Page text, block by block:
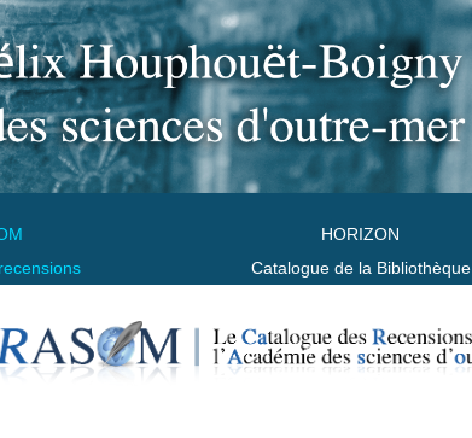
HORIZON
Catalogue de la Bibliothèque